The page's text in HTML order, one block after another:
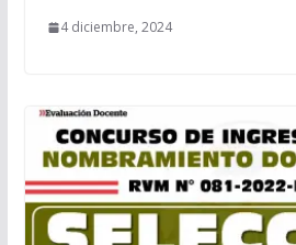
4 diciembre, 2024